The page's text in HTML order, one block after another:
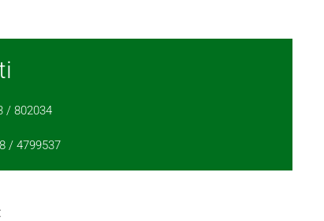
/ 802034
/ 4799537